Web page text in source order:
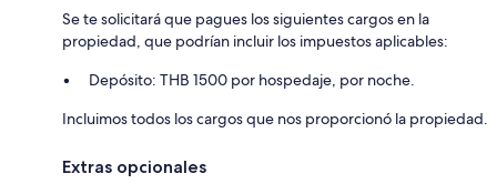
Se te solicitará que pagues los siguientes cargos en la
propiedad, que podrían incluir los impuestos aplicables:
Depósito: THB 1500 por hospedaje, por noche.
Incluimos todos los cargos que nos proporcionó la propiedad.
Extras opcionales